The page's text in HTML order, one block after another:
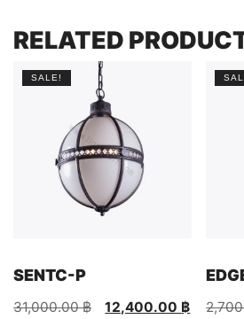
RELATED
SALE!
SENTC-P
31,000.00฿
Original
12,400.00 ฿
Current